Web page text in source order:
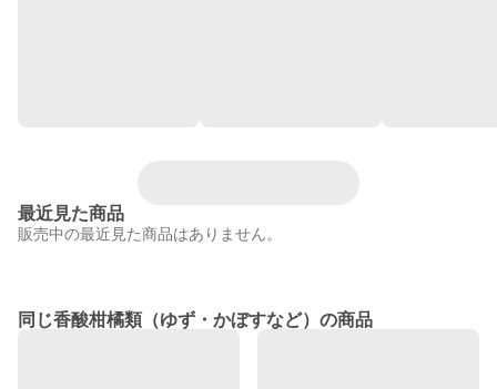
最近見た商品
販売中の最近見た商品はありません。
同じ香酸柑橘類（ゆず・かぼすなど）の商品